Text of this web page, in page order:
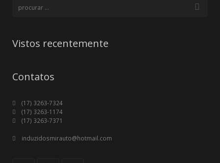
Vistos recentemente
Contatos
(17) 3263-7324
(17) 3263-1174
(17) 3263-7371
induzidosmirauto@hotmail.com